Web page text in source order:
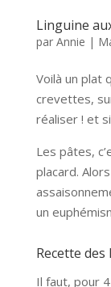
Linguine
par Annie |
Voilà un plat
crevettes,
réaliser ! et
Les pâtes,
placard.
un
Recette
Il faut, pour